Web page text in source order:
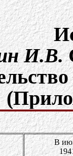
И.В.
В